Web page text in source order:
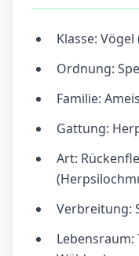
Klasse: Vögel
Ordnung:
Familie:
Gattung:
Art:
Verbreitung: